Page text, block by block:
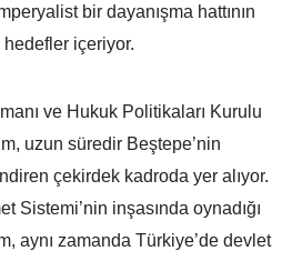
bir dayanışma hattının
içeriyor.
ve Hukuk Politikaları Kurulu
uzun süredir Beştepe’nin
çekirdek kadroda yer alıyor.
Sistemi’nin inşasında oynadığı
aynı zamanda Türkiye’de devlet